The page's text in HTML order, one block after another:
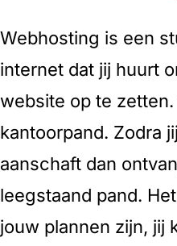
Webhosting is een
internet dat jij huurt
website op te
kantoorpand. Zodra
aanschaft dan
leegstaand pand.
jouw plannen zijn, jij